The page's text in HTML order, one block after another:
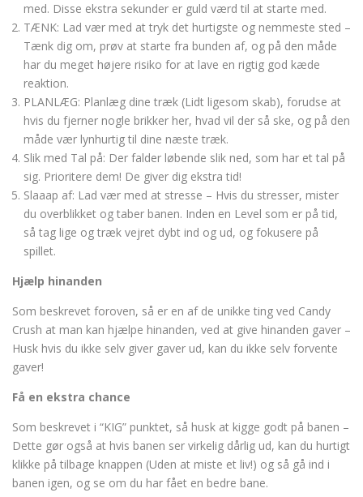
med. Disse ekstra sekunder er guld værd til at starte med.
TÆNK: Lad vær med at tryk det hurtigste og nemmeste sted –
Tænk dig om, prøv at starte fra bunden af, og på den måde
har du meget højere risiko for at lave en rigtig god kæde
reaktion.
PLANLÆG: Planlæg dine træk (Lidt ligesom skab), forudse at
hvis du fjerner nogle brikker her, hvad vil der så ske, og på den
måde vær lynhurtig til dine næste træk.
Slik med Tal på: Der falder løbende slik ned, som har et tal på
sig. Prioritere dem! De giver dig ekstra tid!
Slaaap af: Lad vær med at stresse – Hvis du stresser, mister
du overblikket og taber banen. Inden en Level som er på tid,
så tag lige og træk vejret dybt ind og ud, og fokusere på
spillet.
Hjælp hinanden
Som beskrevet foroven, så er en af de unikke ting ved Candy
Crush at man kan hjælpe hinanden, ved at give hinanden gaver –
Husk hvis du ikke selv giver gaver ud, kan du ikke selv forvente
gaver!
Få en ekstra chance
Som beskrevet i “KIG” punktet, så husk at kigge godt på banen –
Dette gør også at hvis banen ser virkelig dårlig ud, kan du hurtigt
klikke på tilbage knappen (Uden at miste et liv!) og så gå ind i
banen igen, og se om du har fået en bedre bane.